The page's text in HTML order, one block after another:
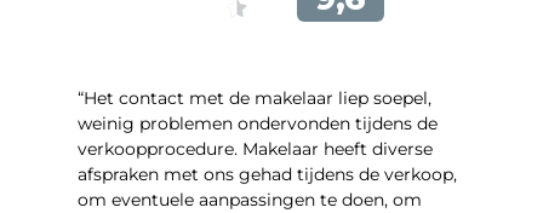
“Het contact met de makelaar liep soepel,
weinig problemen ondervonden tijdens de
verkoopprocedure. Makelaar heeft diverse
afspraken met ons gehad tijdens de verkoop,
om eventuele aanpassingen te doen, om